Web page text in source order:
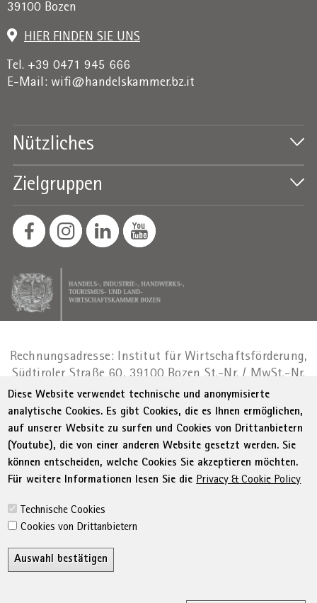
39100 Bozen
HIER FINDEN SIE UNS
Tel. +39 0471 945 666
E-Mail: wifi@handelskammer.bz.it
Nützliches
Zielgruppen
Rechnungsadresse: Institut für Wirtschaftsförderung,
Südtiroler Straße 60, 39100 Bozen St.-Nr. / MwSt.-Nr.
01716880214|administration-
as@bz.legalmail.camcom.it
Menu Footer
© WIFI Impressum Privacy
AGB
Erklärung zur Barrierefreiheit
Sitemap
Transparente Verwaltung
Cookie Policy
Diese Website verwendet technische und anonymisierte
analytische Cookies. Es gibt Cookies, die es Ihnen ermöglichen,
auf unserer Website zu surfen und Cookies von Drittanbietern
(Youtube), die von einer anderen Website gesetzt werden. Sie
können entscheiden, welche Cookies Sie akzeptieren möchten.
Für weitere Informationen lesen Sie die Privacy & Cookie Policy
Technische Cookies
Cookies von Drittanbietern
Auswahl bestätigen